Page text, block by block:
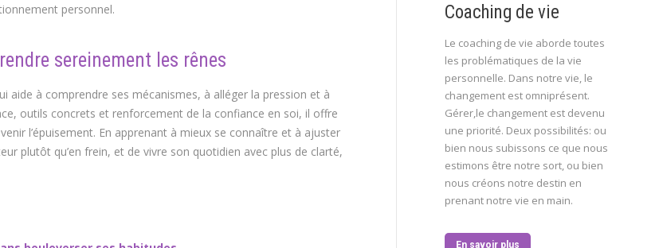
personnel.
sereinement les rênes
aide à comprendre ses mécanismes, à alléger la pression et à
outils concrets et renforcement de la confiance en soi, il offre
l’épuisement. En apprenant à mieux se connaître et à ajuster
plutôt qu’en frein, et de vivre son quotidien avec plus de clarté,
Coaching de vie
Le coaching de vie aborde toutes
les problématiques de la vie
personnelle. Dans notre vie, le
changement est omniprésent.
Gérer,le changement est devenu
une priorité. Deux possibilités: ou
bien nous subissons ce que nous
estimons être notre sort, ou bien
nous créons notre destin en
prenant notre vie en main.
En savoir plus